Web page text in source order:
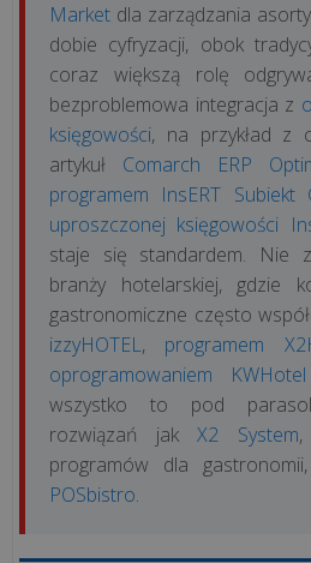
Market dla zarządzania
dobie cyfryzacji, obok
coraz większą rolę
bezproblemowa integracja z
księgowości, na przykład z
artykuł Comarch ERP
programem InsERT Subiekt
uproszczonej księgowości
staje się standardem. Nie
branży hotelarskiej, gdzie
gastronomiczne często
izzyHOTEL, programem
oprogramowaniem
wszystko to pod
rozwiązań jakX2 System,
programów dla
POSbistro.